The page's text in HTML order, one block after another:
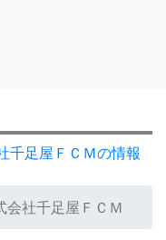
千足屋ＦＣＭの情報
会社千足屋ＦＣＭ